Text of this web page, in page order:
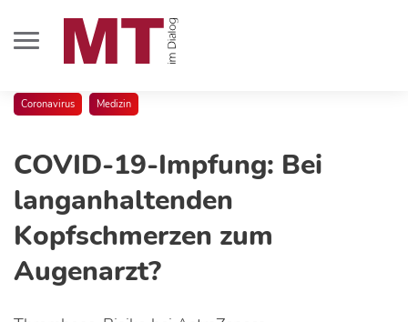
Coronavirus Medizin
COVID-19-Impfung: Bei
langanhaltenden
Kopfschmerzen zum
Augenarzt?